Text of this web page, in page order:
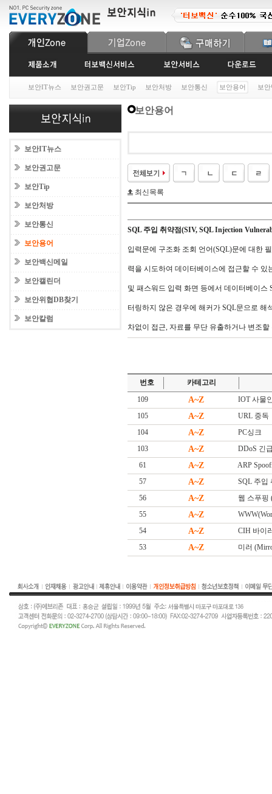
보안IT뉴스 보안권고문 보안Tip 보안처방 보안통신 보안용어 보
보안IT뉴스
보안권고문
보안Tip
보안처방
보안통신
보안용어
보안백신메일
보안캘린더
보안위협DB찾기
보안칼럼
보안용어
최신목록
SQL 주입 취약점(SIV, SQL Injection
입력문에 구조화 조회 언어(SQL)문에 대한
력을 시도하여 데이터베이스에 접근할 수
및 패스워드 입력 화면 등에서 데이터베이스
터링하지 않은 경우에 해커가 SQL문으로
차없이 접근, 자료를 무단 유출하거나 변조할
번호
카테고리
109
A~Z
IOT 사물
105
A~Z
URL 중독
104
A~Z
PC싱크
103
A~Z
DDoS 긴
61
A~Z
ARP
57
A~Z
SQL 주입
56
A~Z
웹 스푸핑
55
A~Z
54
A~Z
CIH 바이
53
A~Z 미러